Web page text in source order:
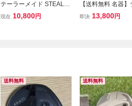
テーラーメイド STEALTH
PLUS フェアウェイウッ
現在 10,800円
【送料無料 名器】
ーメイド 5W SIM2
即決 13,800円
送料無料 送料無料